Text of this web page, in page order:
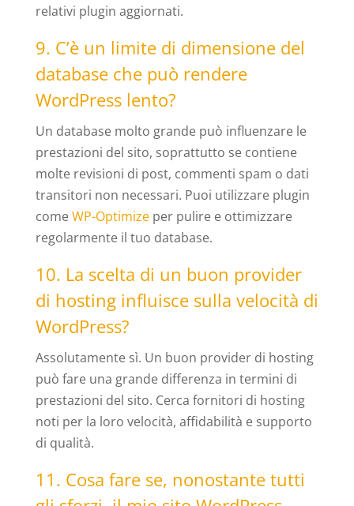
relativi plugin aggiornati.
9. C’è un limite di dimensione del
database che può rendere
WordPress lento?
Un database molto grande può influenzare le
prestazioni del sito, soprattutto se contiene
molte revisioni di post, commenti spam o dati
transitori non necessari. Puoi utilizzare plugin
comeWP-Optimizeper pulire e ottimizzare
regolarmente il tuo database.
10. La scelta di un buon provider
di hosting influisce sulla velocità di
WordPress?
Assolutamente sì. Un buon provider di hosting
può fare una grande differenza in termini di
prestazioni del sito. Cerca fornitori di hosting
noti per la loro velocità, affidabilità e supporto
di qualità.
11. Cosa fare se, nonostante tutti